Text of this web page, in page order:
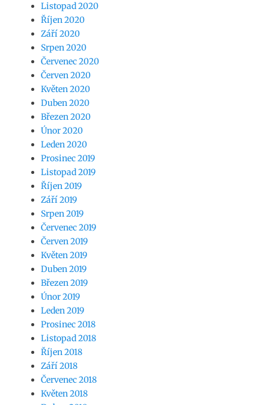
Listopad 2020
Říjen 2020
Září 2020
Srpen 2020
Červenec 2020
Červen 2020
Květen 2020
Duben 2020
Březen 2020
Únor 2020
Leden 2020
Prosinec 2019
Listopad 2019
Říjen 2019
Září 2019
Srpen 2019
Červenec 2019
Červen 2019
Květen 2019
Duben 2019
Březen 2019
Únor 2019
Leden 2019
Prosinec 2018
Listopad 2018
Říjen 2018
Září 2018
Červenec 2018
Květen 2018